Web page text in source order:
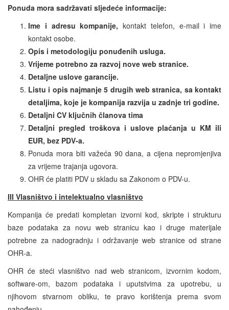
Ponuda mora sadržavati sljedeće informacije:
Ime i adresu kompanije, kontakt telefon, e-mail i ime
kontakt osobe.
Opis i metodologiju ponuđenih usluga.
Vrijeme potrebno za razvoj nove web stranice.
Detaljne uslove garancije.
Listu i opis najmanje 5 drugih web stranica, sa kontakt
detaljima, koje je kompanija razvija u zadnje tri godine.
Detaljni CV ključnih članova tima
Detaljni pregled troškova i uslove plaćanja u KM ili
EUR, bez PDV-a.
Ponuda mora biti važeća 90 dana, a cijena nepromjenjiva
za vrijeme trajanja ugovora.
OHR će platiti PDV u skladu sa Zakonom o PDV-u.
III Vlasništvo i intelektualno vlasništvo
Kompanija će predati kompletan izvorni kod, skripte i strukturu
baze podataka za novu web stranicu kao i druge materijale
potrebne za nadogradnju i održavanje web stranice od strane
OHR-a.
OHR će steći vlasništvo nad web stranicom, izvornim kodom,
software-om, bazom podataka i uputstvima za upotrebu, u
njihovom stvarnom obliku, te pravo korištenja prema svom